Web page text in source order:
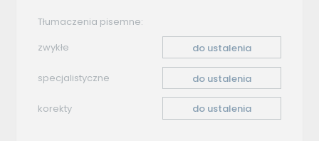
Tłumaczenia pisemne:
zwykłe
do ustalenia
specjalistyczne do ustalenia
korekty do ustalenia